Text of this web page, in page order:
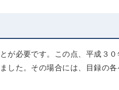
が必要です。この点、平成３
した。その場合には、目録の